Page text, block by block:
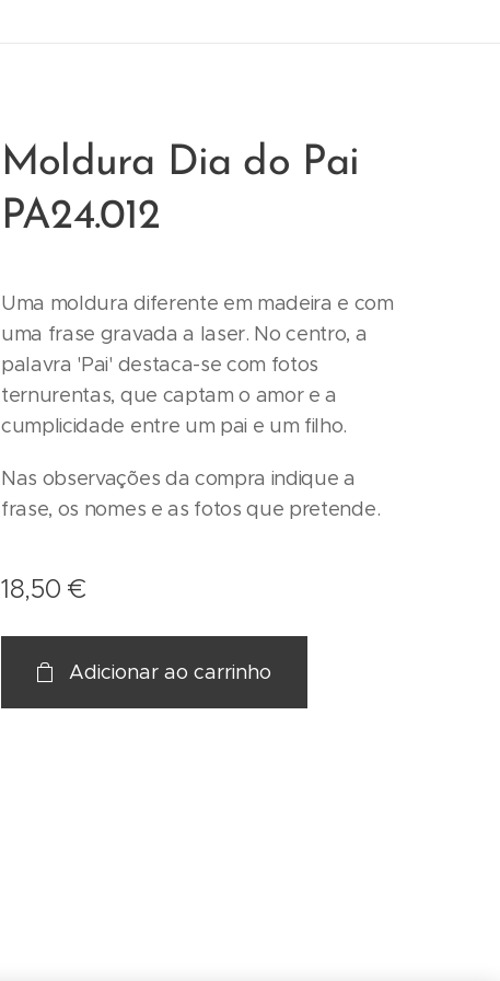
Moldura Dia do Pai
PA24.012
Uma moldura diferente em madeira e com
uma frase gravada a laser. No centro, a
palavra 'Pai' destaca-se com fotos
ternurentas, que captam o amor e a
cumplicidade entre um pai e um filho.
Nas observações da compra indique a
frase, os nomes e as fotos que pretende.
18,50 €
Adicionar ao carrinho